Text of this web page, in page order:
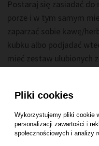
Postaraj się zasiadać
porze i w tym samym
zaparzać sobie kawę/
kubku albo podjadać
mieć zestaw ulubionych
ponieważ dzięki temu
energii na
prosty sygnał:
skoncentrować. Wtedy
Pliki cookies
Wykorzystujemy pliki cookie
personalizacji zawartości i
społecznościowych i analizy